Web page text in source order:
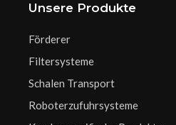
Unsere Produkte
Förderer
Filtersysteme
Schalen Transport
Roboterzufuhrsysteme